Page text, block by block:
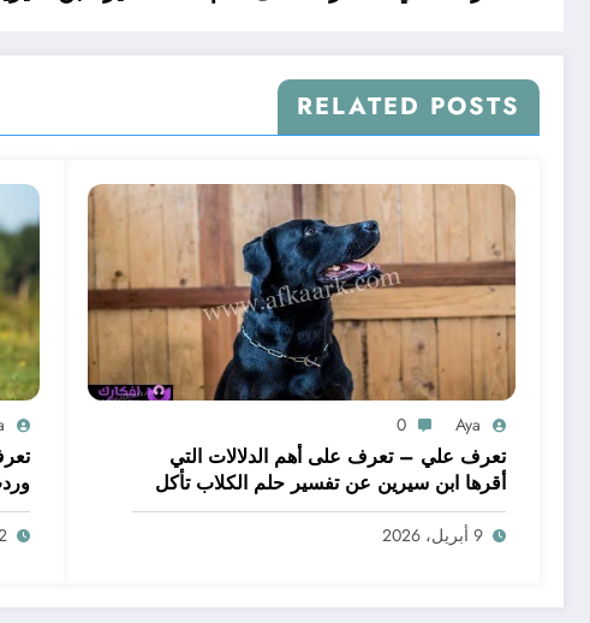
RELATED POSTS
Aya
0
تعرف علي – تعرف على أهم الدلالات التي
أقرها ابن سيرين عن تفسير حلم الكلاب تأكل
لحم – بالتفصيل
9 أبريل، 2026 12